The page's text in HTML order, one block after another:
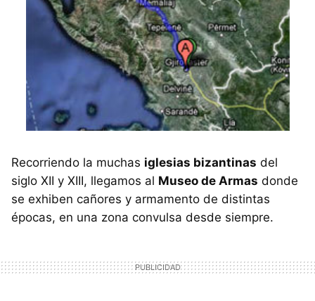
Recorriendo la muchas iglesias bizantinas del
siglo XII y XIII, llegamos al Museo de Armas donde
se exhiben cañores y armamento de distintas
épocas, en una zona convulsa desde siempre.